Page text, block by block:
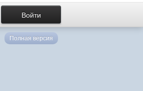
Полная версия